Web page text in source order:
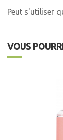
Peut s'utiliser
VOUS